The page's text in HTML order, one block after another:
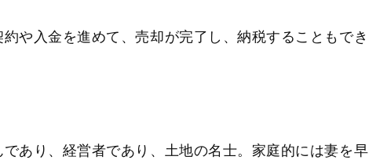
や入金を進めて、売却が完了し、納税することもで
あり、経営者であり、土地の名士。家庭的には妻を